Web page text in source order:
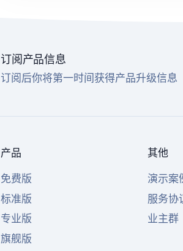
订阅产品信息
订阅后你将第一时间获得产品升级信息
产品
免费版
标准版
专业版
旗舰版
其他
演示案
服务协
业主群